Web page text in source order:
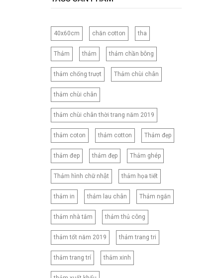
120CM
120X200CM
130X150CM
130X160CM
130X180CM
135X200CM
140X200CM
150X200CM
150X210CM
160X210CM
160X220CM
165CM
173X218CM
180X200CM
180X220CM
180X230CM
180X260CM
200X210CM
40x60cm chăn cotton tha
Thảm thảm thảm chần bông
thảm chống trượt Thảm chùi chân
thảm chùi chân
thảm chùi chân thời trang năm 2019
thảm coton thảm cotton Thảm đẹp
thảm đep thảm đẹp Thảm ghép
Thảm hình chữ nhật thảm họa tiết
thảm in thảm lau chân Thảm ngắn
thảm nhà tắm thảm thủ công
thảm tốt năm 2019 thảm trang tri
thảm trang trí thảm xinh